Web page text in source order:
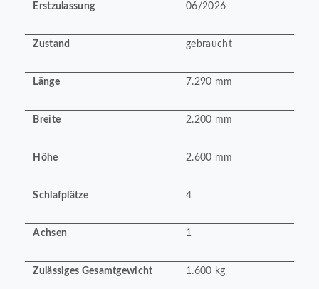
Erstzulassung 06/2026
Zustand gebraucht
Länge 7.290 mm
Breite 2.200 mm
Höhe 2.600 mm
Schlafplätze 4
Achsen 1
Zulässiges Gesamtgewicht 1.600 kg